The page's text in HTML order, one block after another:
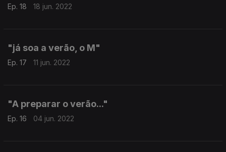
Ep. 18 18 jun. 2022
"já soa a verão, o M"
Ep. 17 11 jun. 2022
"A preparar o verão..."
Ep. 16 04 jun. 2022